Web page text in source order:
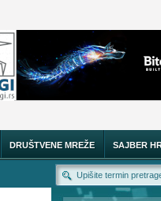
DRUŠTVENE MREŽE SAJBER